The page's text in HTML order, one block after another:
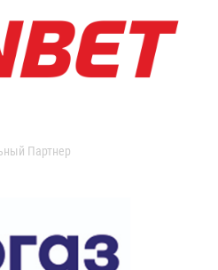
Партнер